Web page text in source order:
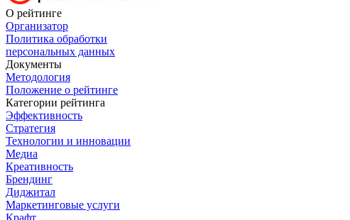
О рейтинге
Организатор
Политика обработки
персональных данных
Документы
Методология
Положение о рейтинге
Категории рейтинга
Эффективность
Стратегия
Технологии и инновации
Медиа
Креативность
Брендинг
Диджитал
Маркетинговые услуги
Крафт